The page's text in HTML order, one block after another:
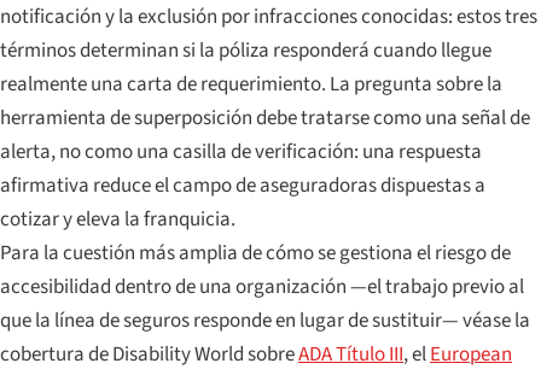
notificación y la exclusión por infracciones conocidas: estos tres
términos determinan si la póliza responderá cuando llegue
realmente una carta de requerimiento. La pregunta sobre la
herramienta de superposición debe tratarse como una señal de
alerta, no como una casilla de verificación: una respuesta
afirmativa reduce el campo de aseguradoras dispuestas a
cotizar y eleva la franquicia.
Para la cuestión más amplia de cómo se gestiona el riesgo de
accesibilidad dentro de una organización —el trabajo previo al
que la línea de seguros responde en lugar de sustituir— véase la
cobertura de Disability World sobreADA Título III, elEuropean